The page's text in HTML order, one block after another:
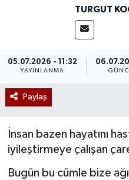
TURGUT
05.07.2026 - 11:32
YAYINLANMA
Paylaş
İnsan bazen hayatını
iyileştirmeye çalışan
Bugün bu cümle bize